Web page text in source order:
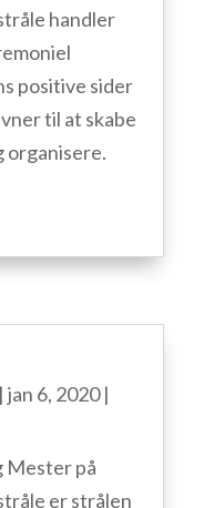
handler
positive sider
til at skabe
organisere.
| jan 6, 2020|
Mester på
er strålen